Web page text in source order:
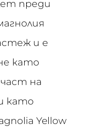
преди
и е
като
на
като
Yellow